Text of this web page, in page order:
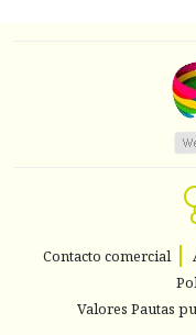
Contacto comercial
Valores Pautas